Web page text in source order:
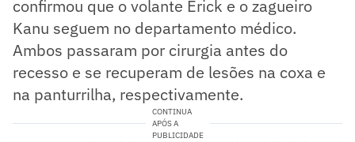
confirmou que o volante Erick e o zagueiro
Kanu seguem no departamento médico.
Ambos passaram por cirurgia antes do
recesso e se recuperam de lesões na coxa e
na panturrilha, respectivamente.
CONTINUA
APÓS A
PUBLICIDADE